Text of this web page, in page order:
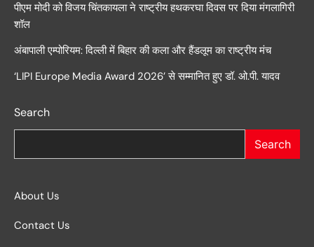
पीएम मोदी को विजय चिंतकायला ने राष्ट्रीय हथकरघा दिवस पर दिया मंगलागिरी
शॉल
अंबापाली एम्पोरियम: दिल्ली में बिहार की कला और हैंडलूम का राष्ट्रीय मंच
‘LIPI Europe Media Award 2026’ से सम्मानित हुए डॉ. ओ.पी. यादव
Search
Search
About Us
Contact Us